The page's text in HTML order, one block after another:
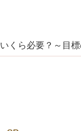
くら必要？～目